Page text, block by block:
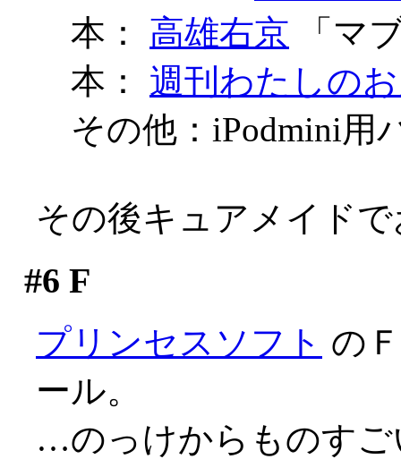
本： 高雄右京 「マ
本： 週刊わたしの
その他：iPodmini用
その後キュアメイド
#6 F
プリンセスソフト の
ール。
…のっけからものすご